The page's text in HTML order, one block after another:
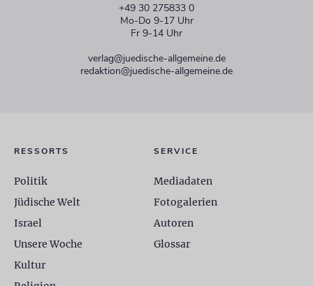
+49 30 275833 0
Mo-Do 9-17 Uhr
Fr 9-14 Uhr
verlag@juedische-allgemeine.de
redaktion@juedische-allgemeine.de
RESSORTS
Politik
Jüdische Welt
Israel
Unsere Woche
Kultur
SERVICE
Mediadaten
Fotogalerien
Autoren
Glossar